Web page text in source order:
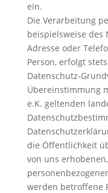
ein.
Die Verarbeitung
beispielsweise des
Adresse oder
Person, erfolgt
Datenschutz-
Übereinstimmung
e.K. geltenden
die Öffentlichkeit
von uns
werden betroffene